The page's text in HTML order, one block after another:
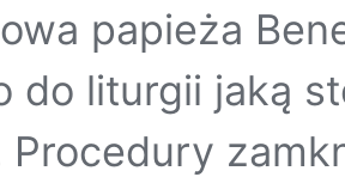
papieża
do liturgii jaką
Procedury